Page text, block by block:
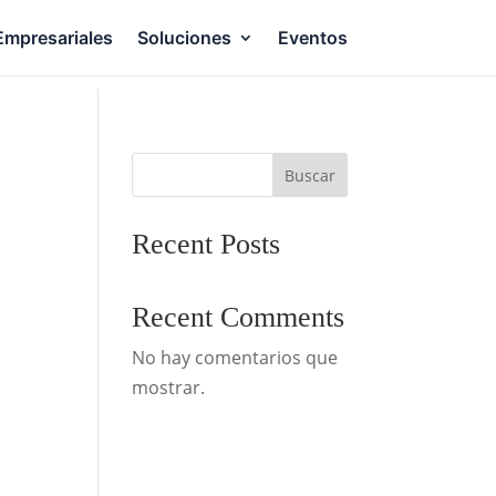
Soluciones Eventos
Buscar
Recent Posts
Recent Comments
No hay comentarios que
mostrar.